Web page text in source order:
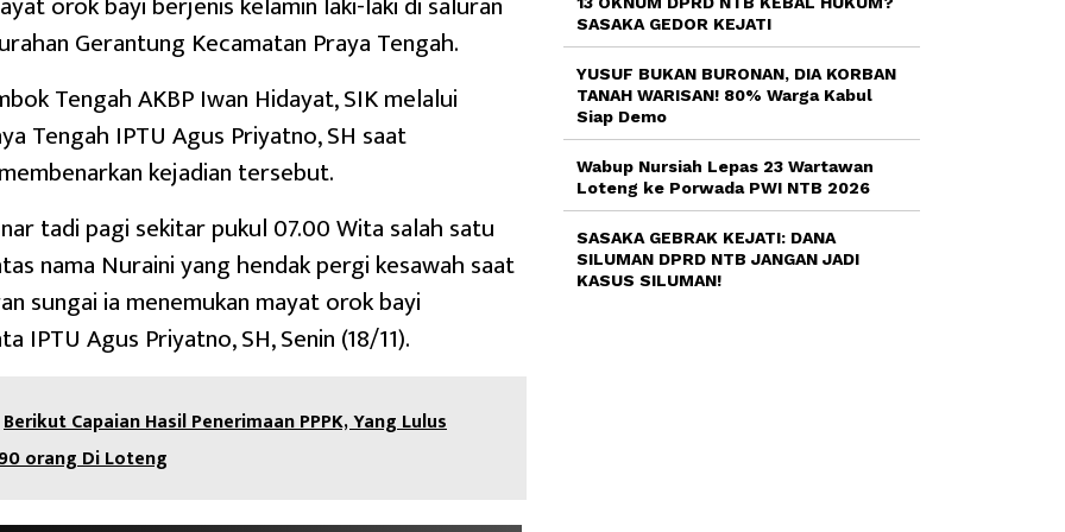
Gerantung Kecamatan Praya Tengah.
Tengah AKBP Iwan Hidayat, SIK melalui
Tengah IPTU Agus Priyatno, SH saat
kejadian tersebut.
tadi pagi sekitar pukul 07.00 Wita salah satu
nama Nuraini yang hendak pergi kesawah saat
sungai ia menemukan mayat orok bayi
IPTU Agus Priyatno, SH, Senin (18/11).
Berikut Capaian Hasil Penerimaan PPPK, Yang Lulus
orang Di Loteng
SASAKA GEDOR KEJATI
YUSUF BUKAN BURONAN, DIA KORBAN
TANAH WARISAN! 80% Warga Kabul
Siap Demo
Wabup Nursiah Lepas 23 Wartawan
Loteng ke Porwada PWI NTB 2026
SASAKA GEBRAK KEJATI: DANA
SILUMAN DPRD NTB JANGAN JADI
KASUS SILUMAN!